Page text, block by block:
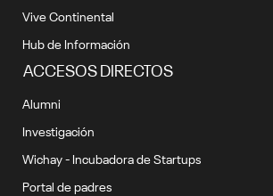
Vive Continental
Hub de Información
ACCESOS DIRECTOS
Alumni
Investigación
Wichay - Incubadora de Startups
Portal de padres